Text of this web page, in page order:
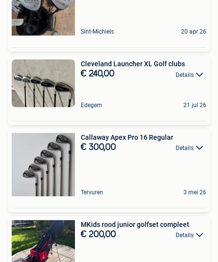
Sint-Michiels 20 apr 26
Cleveland Launcher XL Golf clubs
€ 240,00 Details
Edegem 21 jul 26
Callaway Apex Pro 16 Regular
€ 300,00 Details
Tervuren 3 mei 26
MKids rood junior golfset compleet
€ 200,00 Details